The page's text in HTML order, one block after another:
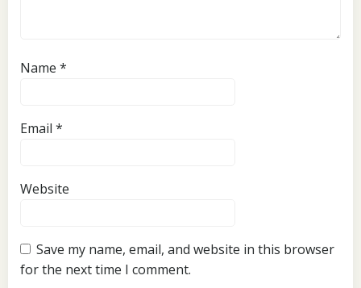
Name *
Email *
Website
Save my name, email, and website in this browser
for the next time I comment.